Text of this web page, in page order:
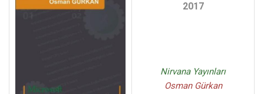
2017
Nirvana Yayınları
Osman Gürkan